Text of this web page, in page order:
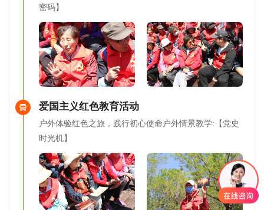
密码】
爱国主义红色教育活动
户外体验红色之旅，践行初心使命户外情景教学:【党史
时光机】